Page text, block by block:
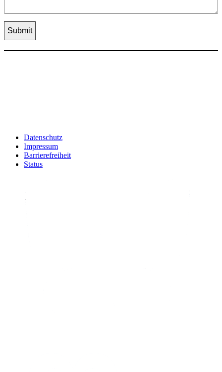
Datenschutz
Impressum
Barrierefreiheit
Status